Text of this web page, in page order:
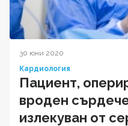
30 юни 2020
Кардиология
Пациент,
вроден
излекуван от